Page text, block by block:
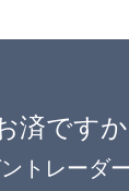
済ですか
トレーダー